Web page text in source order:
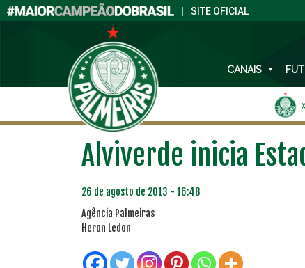
SITE OFICIAL
CANAIS
X
Alviverde inicia
26 de agosto de 2013 - 16:48
Agência Palmeiras
Heron Ledon